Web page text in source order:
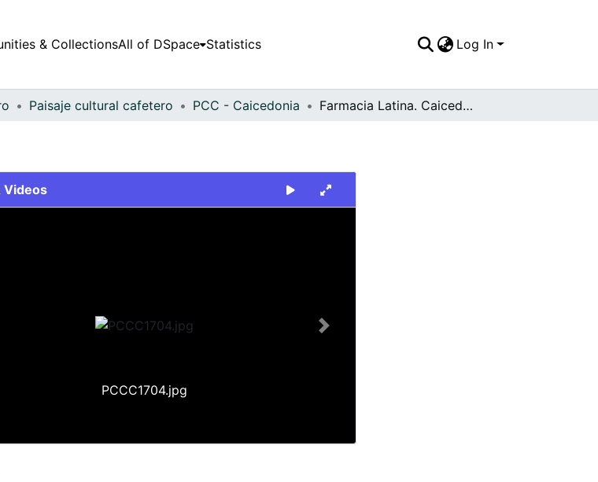
& CollectionsAll of DSpace Statistics Log In
Paisaje cultural cafetero PCC - Caicedonia Farmacia Latina. Caicedonia
Videos
PCCC1704.jpg
Next